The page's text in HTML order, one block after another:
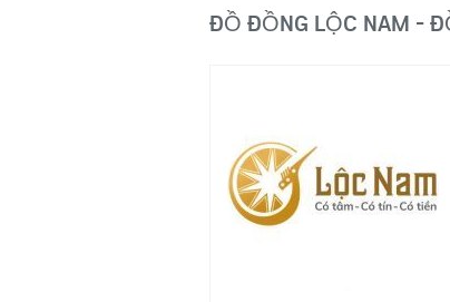
ĐỒ ĐỒNG LỘC NAM -